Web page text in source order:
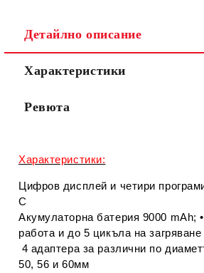
Съгласен съм сПолитиката за
Ние ще се свържем с вас в рамките на
Детайлно описание
Характеристики
Ревюта
Характеристики:
Цифров дисплей и четири
C
Акумулаторна батерия 9000 mAh;
работа и до 5 цикъла на
4 адаптера за различни по
50, 56 и 60мм